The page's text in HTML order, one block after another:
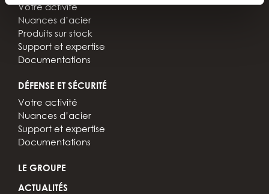
Votre activité
Nuances d’acier
Produits sur stock
Support et expertise
Documentations
DÉFENSE ET SÉCURITÉ
Votre activité
Nuances d’acier
Support et expertise
Documentations
LE GROUPE
ACTUALITÉS